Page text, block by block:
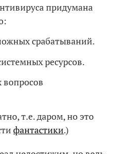
придумана
срабатываний.
ресурсов.
т.е. даром, но это
фантастики.)